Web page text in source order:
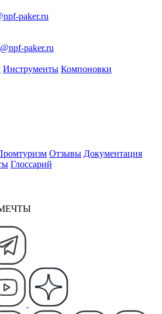
paker.ru
paker.ru
Инструменты Компоновки
Отзывы Документация
Глоссарий